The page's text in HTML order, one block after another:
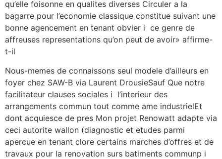
qu’elle foisonne en qualites diverses Circuler a la
bagarre pour l’economie classique constitue suivant une
bonne agencement en tenant obvier i ce genre de
affreuses representations qu’on peut de avoir» affirme-
t-il
Nous-memes de connaissons seul modele d’ailleurs en
foyer chez SAW-B via Laurent DrousieSauf Que notre
facilitateur clauses sociales i l’interieur des
arrangements commun tout comme ame industrielEt
dont acquiesce de pres Mon projet Renowatt adapte via
ceci autorite wallon (diagnostic et etudes parmi
apercue en tenant clore certains marches d’offres et de
travaux pour la renovation surs batiments communp i